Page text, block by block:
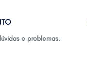
e problemas.